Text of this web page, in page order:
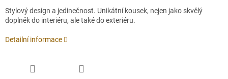
Stylový design a jedinečnost. Unikátní kousek, nejen jako skvělý
doplněk do interiéru, ale také do exteriéru.
Detailní informace